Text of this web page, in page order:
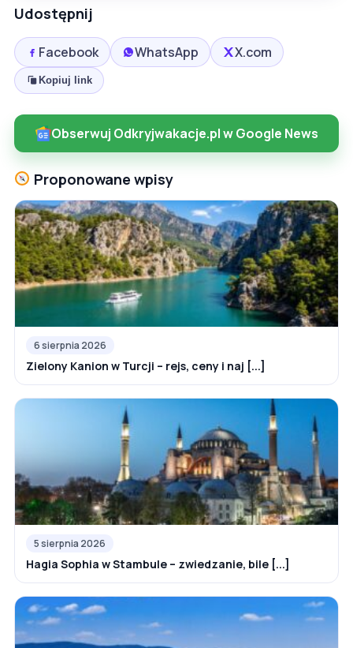
Udostępnij
Facebook WhatsApp X.com
Kopiuj link
Obserwuj Odkryjwakacje.pl w Google News
Proponowane wpisy
6 sierpnia 2026
Zielony Kanion w Turcji – rejs, ceny i naj [...]
5 sierpnia 2026
Hagia Sophia w Stambule – zwiedzanie, bile [...]